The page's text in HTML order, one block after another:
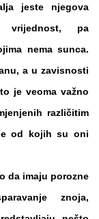
jeste njegova
pa
nema sunca.
a u zavisnosti
je veoma važno
različitim
od kojih su oni
da imaju porozne
znoja,